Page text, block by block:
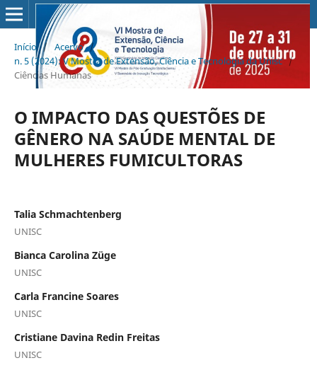
Início / Acervo /
n. 5 (2024): V Mostra de Extensão, Ciência e Tecnologia da Unisc /
Ciências Humanas
O IMPACTO DAS QUESTÕES DE
GÊNERO NA SAÚDE MENTAL DE
MULHERES FUMICULTORAS
Talia Schmachtenberg
UNISC
Bianca Carolina Züge
UNISC
Carla Francine Soares
UNISC
Cristiane Davina Redin Freitas
UNISC